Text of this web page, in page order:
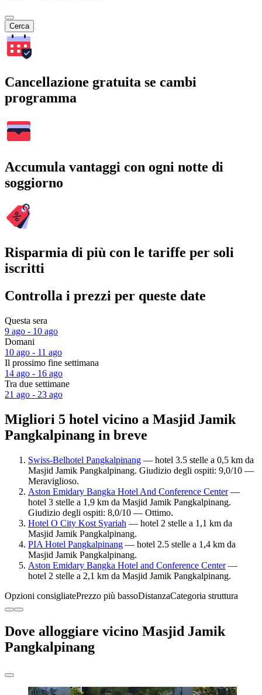
Cerca
Cancellazione gratuita se cambi
programma
Accumula vantaggi con ogni notte di
soggiorno
Risparmia di più con le tariffe per soli
iscritti
Controlla i prezzi per queste date
Questa sera
9 ago - 10 ago
Domani
10 ago - 11 ago
Il prossimo fine settimana
14 ago - 16 ago
Tra due settimane
21 ago - 23 ago
Migliori 5 hotel vicino a Masjid Jamik
Pangkalpinang in breve
Swiss-Belhotel Pangkalpinang — hotel 3.5 stelle a 0,5 km da
Masjid Jamik Pangkalpinang. Giudizio degli ospiti: 9,0/10 —
Meraviglioso.
Aston Emidary Bangka Hotel And Conference Center—
hotel 3 stelle a 1,9 km da Masjid Jamik Pangkalpinang.
Giudizio degli ospiti: 8,0/10 — Ottimo.
Hotel O City Kost Syariah — hotel 2 stelle a 1,1 km da
Masjid Jamik Pangkalpinang.
PIA Hotel Pangkalpinang — hotel 2.5 stelle a 1,4 km da
Masjid Jamik Pangkalpinang.
Aston Emidary Bangka Hotel and Conference Center—
hotel 2 stelle a 2,1 km da Masjid Jamik Pangkalpinang.
Opzioni consigliatePrezzo più bassoDistanzaCategoria struttura
Dove alloggiare vicino Masjid Jamik
Pangkalpinang